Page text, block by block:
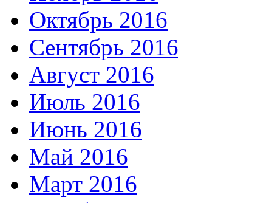
Октябрь 2016
Сентябрь 2016
Август 2016
Июль 2016
Июнь 2016
Май 2016
Март 2016